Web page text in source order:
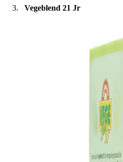
Vegeblend 21 Jr